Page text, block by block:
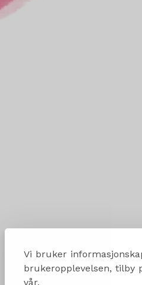
Vi bruker
brukeropplevelsen, tilby
vår.